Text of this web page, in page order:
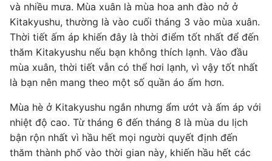
và nhiều mưa. Mùa xuân là mùa hoa anh đào nở ở
Kitakyushu, thường là vào cuối tháng 3 vào mùa xuân.
Thời tiết ấm áp khiến đây là thời điểm tốt nhất để đến
thăm Kitakyushu nếu bạn không thích lạnh. Vào đầu
mùa xuân, thời tiết vẫn có thể hơi lạnh, vì vậy tốt nhất
là bạn nên mang theo một số quần áo ấm hơn.
Mùa hè ở Kitakyushu ngắn nhưng ẩm ướt và ấm áp với
nhiệt độ cao. Từ tháng 6 đến tháng 8 là mùa du lịch
bận rộn nhất vì hầu hết mọi người quyết định đến
thăm thành phố vào thời gian này, khiến hầu hết các